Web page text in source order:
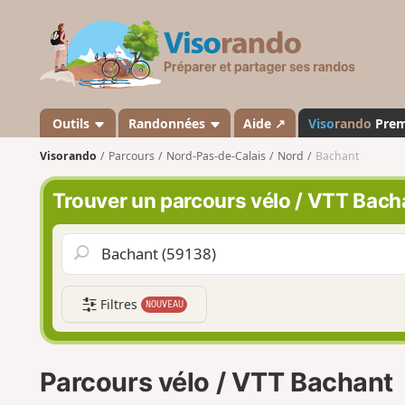
s
a
n
d
o
Outils Randonnées Aide ↗ Visorando
Visorando Parcours Nord-Pas-de-Calais Nord Bachant
Trouver un parcours vélo / VTT
Filtres NOUVEAU
Parcours vélo / VTT Bachant